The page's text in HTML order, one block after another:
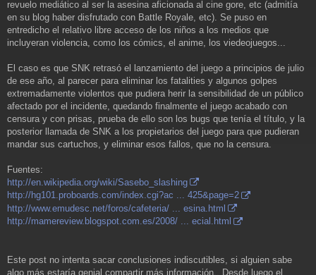
revuelo mediático al ser la asesina aficionada al cine gore, etc (admitía
en su blog haber disfrutado con Battle Royale, etc). Se puso en
entredicho el relativo libre acceso de los niños a los medios que
incluyeran violencia, como los cómics, el anime, los viedeojuegos...
El caso es que SNK retrasó el lanzamiento del juego a principios de julio
de ese año, al parecer para eliminar los fatalities y algunos golpes
extremadamente violentos que pudiera herir la sensibilidad de un público
afectado por el incidente, quedando finalmente el juego acabado con
censura y con prisas, prueba de ello son los bugs que tenía el título, y la
posterior llamada de SNK a los propietarios del juego para que pudieran
mandar sus cartuchos, y eliminar esos fallos, que no la censura.
Fuentes:
http://en.wikipedia.org/wiki/Sasebo_slashing
http://hg101.proboards.com/index.cgi?ac ... 425&page=2
http://www.emudesc.net/foros/cafeteria/ ... esina.html
http://mamereview.blogspot.com.es/2008/ ... ecial.html
Este post no intenta sacar conclusiones indiscutibles, si alguien sabe
algo más estaría genial compartir más información., Desde luego el